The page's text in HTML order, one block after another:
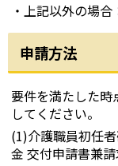
・上記以外の場
申請方法
要件を満たした時
してください。
(1)介護職員初任
金 交付申請書兼